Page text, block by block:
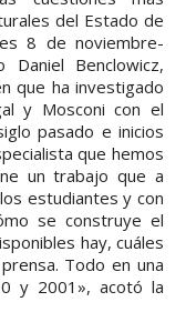
del Estado de
8 de noviembre-
Benclowicz,
que ha investigado
y Mosconi con el
pasado e inicios
que hemos
un trabajo que a
estudiantes y con
se construye el
hay, cuáles
Todo en una
y 2001», acotó la